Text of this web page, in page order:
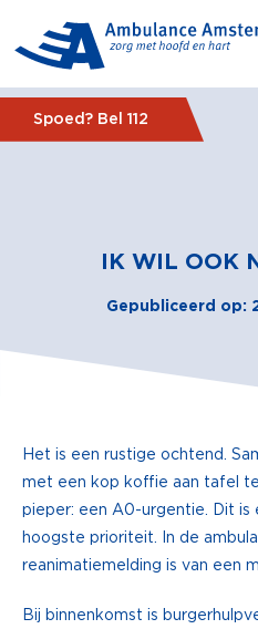
Spoed? Bel 112
IK WIL OOK
Gepubliceerd op:
Het is een rustige ochtend.
met een kop koffie aan tafel
pieper: een A0-urgentie. Dit is
hoogste prioriteit. In de
reanimatiemelding is van een
Bij binnenkomst is